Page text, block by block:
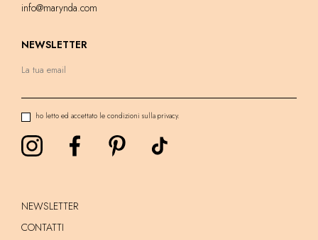
info@marynda.com
NEWSLETTER
ho letto ed accettato le condizioni sulla privacy.
NEWSLETTER
CONTATTI